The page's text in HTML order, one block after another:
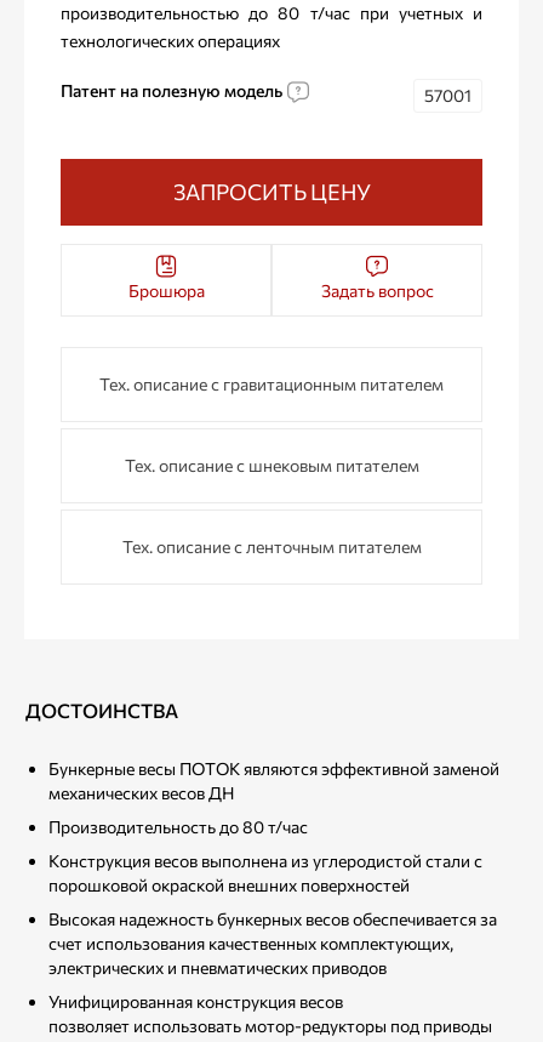
производительностью до 80 т/час при учетных и
технологических операциях
Патент на полезную модель 57001
Брошюра Задать вопрос
ЗАПРОСИТЬ ЦЕНУ
Тех. описание с гравитационным питателем
Тех. описание с шнековым питателем
Тех. описание с ленточным питателем
ДОСТОИНСТВА
Бункерные весы ПОТОК являются эффективной заменой
механических весов ДН
Производительность до 80 т/час
Конструкция весов выполнена из углеродистой стали с
порошковой окраской внешних поверхностей
Высокая надежность бункерных весов обеспечивается за
счет использования качественных комплектующих,
электрических и пневматических приводов
Унифицированная конструкция весов
позволяет использовать мотор-редукторы под приводы